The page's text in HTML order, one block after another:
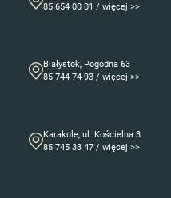
85 654 00 01 / więcej >>
Białystok, Pogodna 63
85 744 74 93 / więcej >>
Karakule, ul. Kościelna 3
85 745 33 47 / więcej >>